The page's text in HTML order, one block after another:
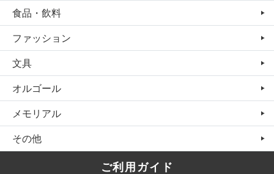
食品・飲料
ファッション
文具
オルゴール
メモリアル
その他
ご利用ガイド